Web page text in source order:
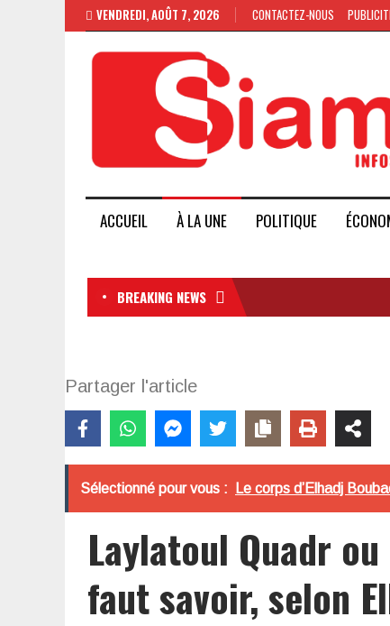
VENDREDI, AOÛT 7, 2026 CONTACTEZ-NOUS
ACCUEIL À LA UNE POLITIQUE
BREAKING NEWS
Partager l'article
Sélectionné pour vous : Le corps d’Elhadj
Laylatoul Quadr
faut savoir, selon